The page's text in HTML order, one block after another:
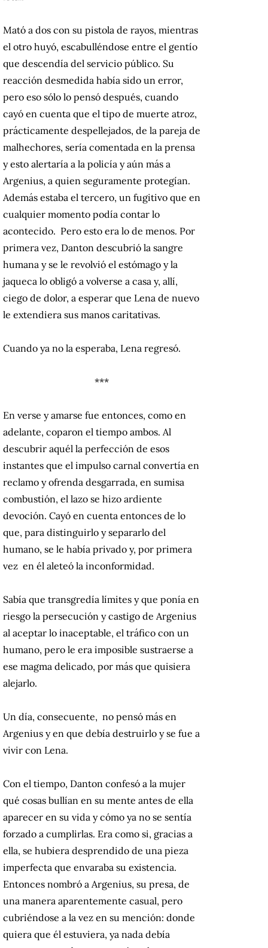
Mató a dos con su pistola de rayos, mientras
el otro huyó, escabulléndose entre el gentío
que descendía del servicio público. Su
reacción desmedida había sido un error,
pero eso sólo lo pensó después, cuando
cayó en cuenta que el tipo de muerte atroz,
prácticamente despellejados, de la pareja de
malhechores, sería comentada en la prensa
y esto alertaría a la policía y aún más a
Argenius, a quien seguramente protegían.
Además estaba el tercero, un fugitivo que en
cualquier momento podía contar lo
acontecido. Pero esto era lo de menos. Por
primera vez, Danton descubrió la sangre
humana y se le revolvió el estómago y la
jaqueca lo obligó a volverse a casa y, allí,
ciego de dolor, a esperar que Lena de nuevo
le extendiera sus manos caritativas.
Cuando ya no la esperaba, Lena regresó.
***
En verse y amarse fue entonces, como en
adelante, coparon el tiempo ambos. Al
descubrir aquél la perfección de esos
instantes que el impulso carnal convertía en
reclamo y ofrenda desgarrada, en sumisa
combustión, el lazo se hizo ardiente
devoción. Cayó en cuenta entonces de lo
que, para distinguirlo y separarlo del
humano, se le había privado y, por primera
vez en él aleteó la inconformidad.
Sabía que transgredía límites y que ponía en
riesgo la persecución y castigo de Argenius
al aceptar lo inaceptable, el tráfico con un
humano, pero le era imposible sustraerse a
ese magma delicado, por más que quisiera
alejarlo.
Un día, consecuente, no pensó más en
Argenius y en que debía destruirlo y se fue a
vivir con Lena.
Con el tiempo, Danton confesó a la mujer
qué cosas bullían en su mente antes de ella
aparecer en su vida y cómo ya no se sentía
forzado a cumplirlas. Era como si, gracias a
ella, se hubiera desprendido de una pieza
imperfecta que envaraba su existencia.
Entonces nombró a Argenius, su presa, de
una manera aparentemente casual, pero
cubriéndose a la vez en su mención: donde
quiera que él estuviera, ya nada debía